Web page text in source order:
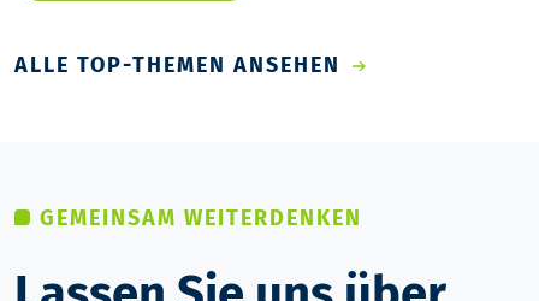
ALLE TOP-THEMEN ANSEHEN
GEMEINSAM WEITERDENKEN